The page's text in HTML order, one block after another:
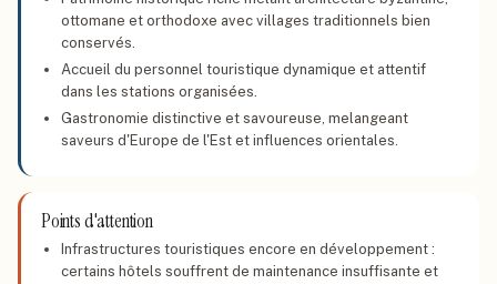
ottomane et orthodoxe avec villages traditionnels bien
conservés.
Accueil du personnel touristique dynamique et attentif
dans les stations organisées.
Gastronomie distinctive et savoureuse, melangeant
saveurs d'Europe de l'Est et influences orientales.
Points d'attention
Infrastructures touristiques encore en développement :
certains hôtels souffrent de maintenance insuffisante et